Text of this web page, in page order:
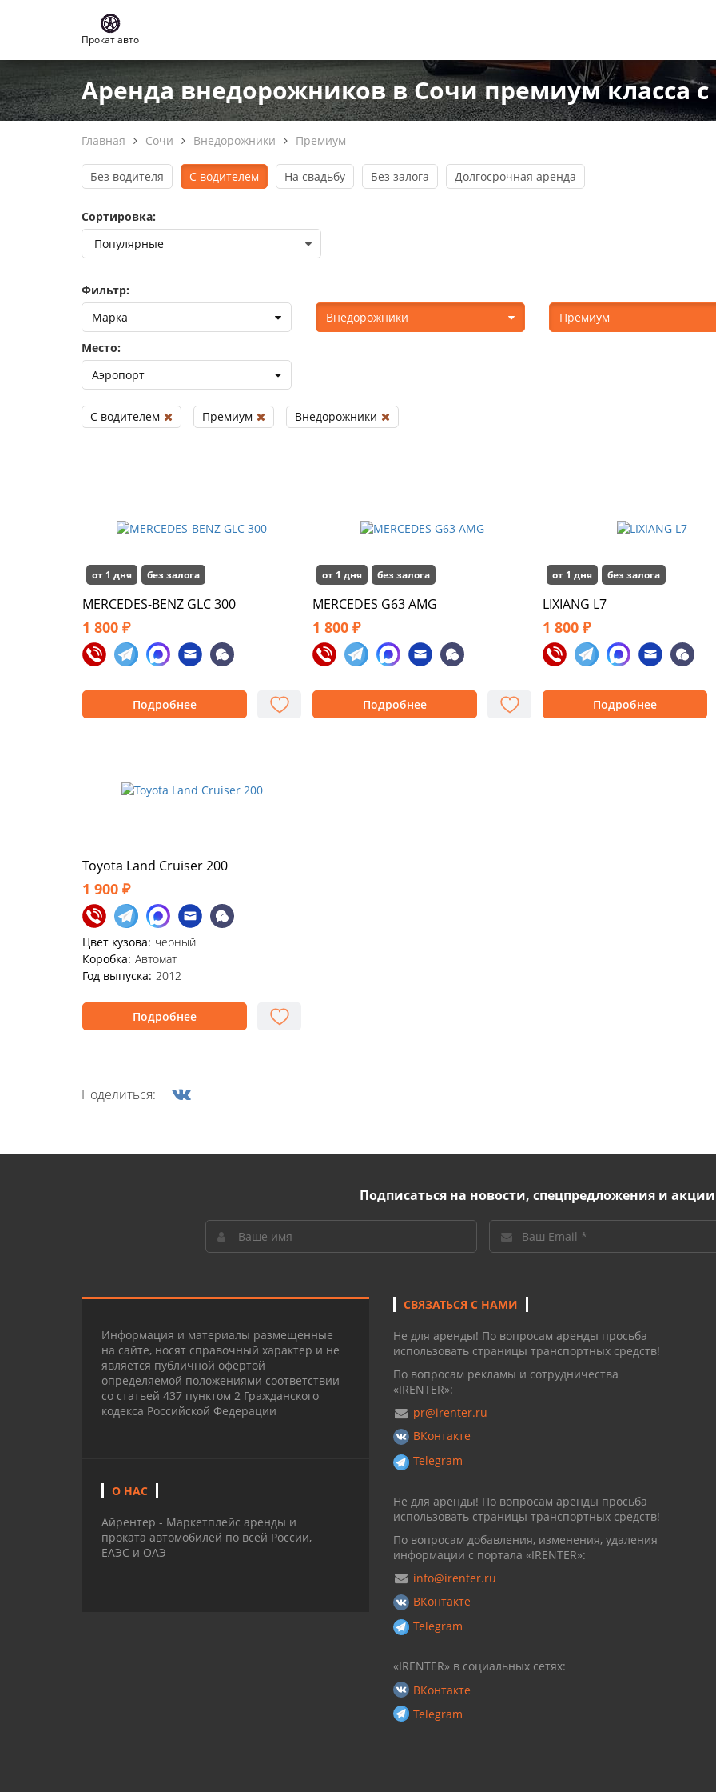
Прокат авто
Аренда внедорожников в Сочи премиум класса
Главная Сочи Внедорожники Премиум
от 1 дня без залога
MERCEDES-BENZ GLC 300
1 800 ₽
Подробнее
от 1 дня без залога
MERCEDES G63 AMG
1 800 ₽
Подробнее
от 1 дня без залога
LIXIANG L7
1 800 ₽
Подробнее
Toyota Land Cruiser 200
1 900 ₽
Цвет кузова: черный
Коробка: Автомат
Год выпуска: 2012
Подробнее
Поделиться:
Без водителя С водителем На свадьбу Без залога Долгосрочная аренда
Сортировка:
Фильтр:
Марка
Внедорожники Премиум
Место:
Аэропорт
С водителем Премиум Внедорожники
Подписаться на новости, спецпредложения и акции
Информация и материалы размещенные
на сайте, носят справочный характер и не
является публичной офертой
определяемой положениями соответствии
со статьей 437 пунктом 2 Гражданского
кодекса Российской Федерации
О НАС
Айрентер - Маркетплейс аренды и
проката автомобилей по всей России,
ЕАЭС и ОАЭ
СВЯЗАТЬСЯ С НАМИ
Не для аренды! По вопросам аренды просьба
использовать страницы транспортных средств!
По вопросам рекламы и сотрудничества
«IRENTER»:
pr@irenter.ru
ВКонтакте
Telegram
Не для аренды! По вопросам аренды просьба
использовать страницы транспортных средств!
По вопросам добавления, изменения, удаления
информации с портала «IRENTER»:
info@irenter.ru
ВКонтакте
Telegram
«IRENTER» в социальных сетях:
ВКонтакте
Telegram